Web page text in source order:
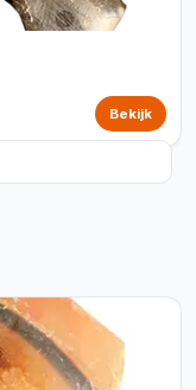
Bekijk